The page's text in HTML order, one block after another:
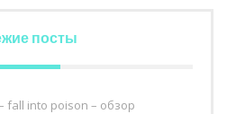
посты
fall into poison – обзор